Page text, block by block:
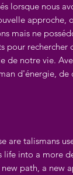
lorsque nous
approche,
mais ne
pour rechercher
de notre vie.
d'énergie, de
are talismans
into a more
path, a new